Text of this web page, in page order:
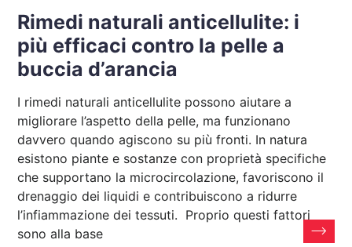
Rimedi naturali anticellulite: i
più efficaci contro la pelle a
buccia d’arancia
I rimedi naturali anticellulite possono aiutare a
migliorare l’aspetto della pelle, ma funzionano
davvero quando agiscono su più fronti. In natura
esistono piante e sostanze con proprietà specifiche
che supportano la microcircolazione, favoriscono il
drenaggio dei liquidi e contribuiscono a ridurre
l’infiammazione dei tessuti. Proprio questi fattori
sono alla base